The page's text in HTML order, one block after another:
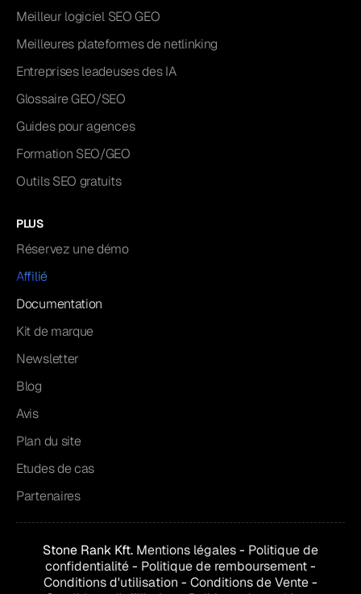
Meilleur logiciel SEO GEO
Meilleures plateformes de netlinking
Entreprises leadeuses des IA
Glossaire GEO/SEO
Guides pour agences
Formation SEO/GEO
Outils SEO gratuits
PLUS
Réservez une démo
Affilié
Documentation
Kit de marque
Newsletter
Blog
Avis
Plan du site
Etudes de cas
Partenaires
Stone Rank Kft. Mentions légales- Politique de
confidentialité- Politique de remboursement-
Conditions d'utilisation - Conditions deVente-